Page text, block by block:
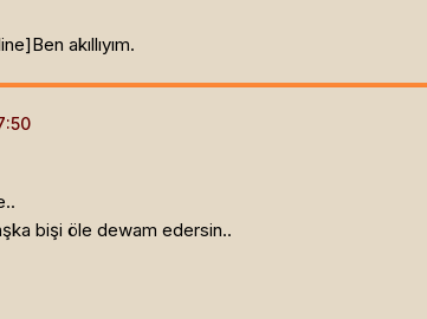
Ben akıllıyım.
bişi öle dewam edersin..